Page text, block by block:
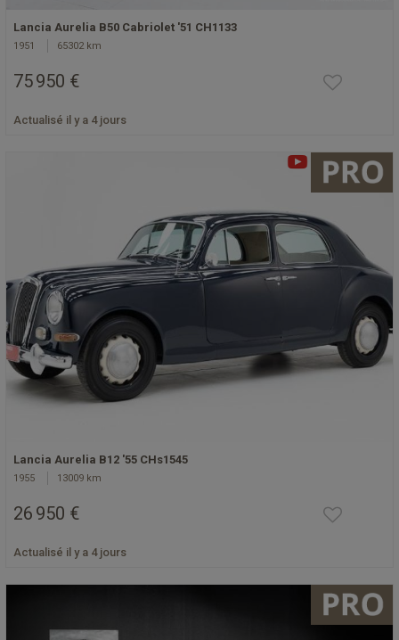
Lancia Aurelia B50 Cabriolet '51 CH1133
1951 65302 km
75 950 €
Actualisé il y a 4 jours
Lancia Aurelia B12 '55 CHs1545
1955 13009 km
26 950 €
Actualisé il y a 4 jours